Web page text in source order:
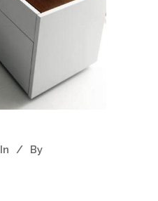
In
By